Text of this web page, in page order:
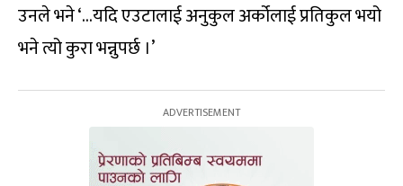
उनले भने ‘…यदि एउटालाई अनुकुल अर्कोलाई प्रतिकुल भयो
भने त्यो कुरा भन्नुपर्छ ।’